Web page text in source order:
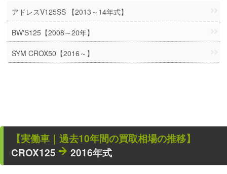
アドレスV125SS 【2013～14年式】
BW'S125【2008～20年】
SYM CROX50【2016～】
【実働車 ｜過去10年間の買取相場の推移】
CROX125
2016年式